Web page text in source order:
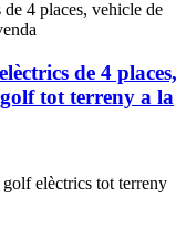
de 4 places,
tot terreny a la